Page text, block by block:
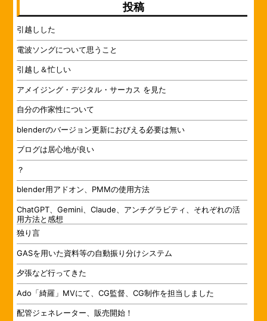
投稿
引越しした
電波ソングについて思うこと
引越し＆忙しい
アメイジング・デジタル・サーカス を見た
自分の作家性について
blenderのバージョン更新におびえる必要は無い
ブログは居心地が良い
？
blender用アドオン、PMMの使用方法
ChatGPT、Gemini、Claude、アンチグラビティ、それぞれの活
用方法と感想
独り言
GASを用いた資料等の自動振り分けシステム
夕張など行ってきた
Ado「綺羅」MVにて、CG監督、CG制作を担当しました
配管ジェネレーター、販売開始！